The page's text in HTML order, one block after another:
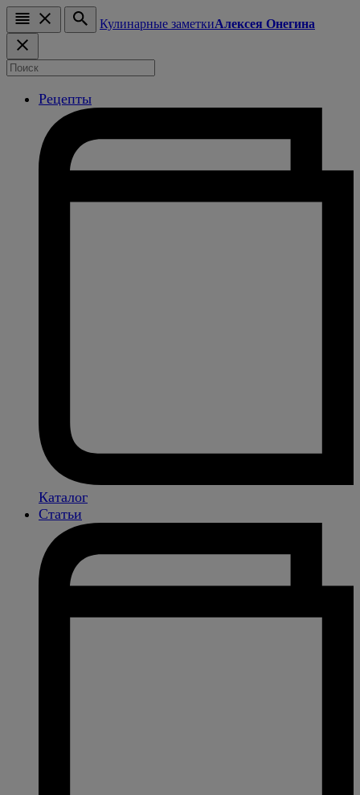
Кулинарные заметкиАлексея Онегина
Рецепты
Каталог
Статьи